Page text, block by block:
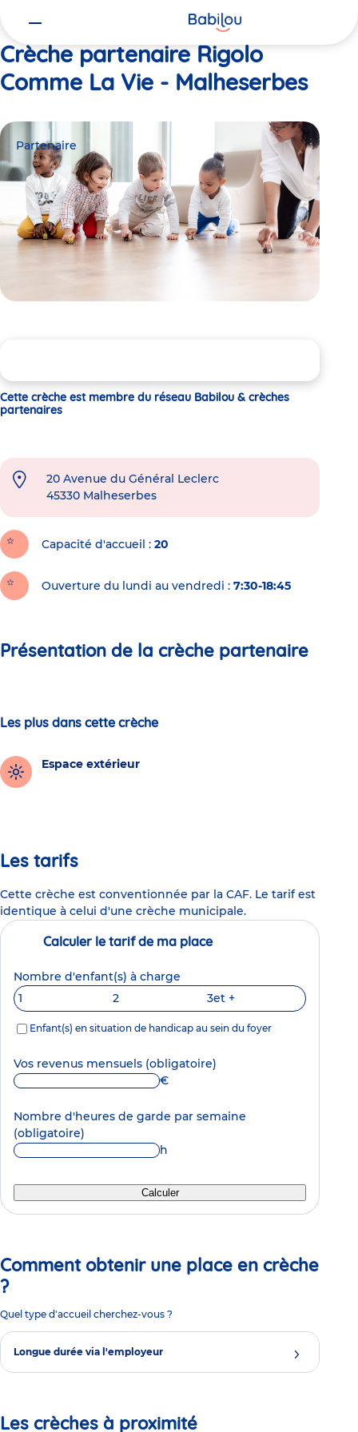
Crèche partenaire Rigolo
Comme La Vie - Malheserbes
Partenaire
Cette crèche est membre du réseau Babilou & crèches
partenaires
20 Avenue du Général Leclerc
45330 Malheserbes
Capacité d'accueil 20
Ouverture du lundi au vendredi : 7:30-18:45
Présentation de la crèche partenaire
Les plus dans cette crèche
Espace extérieur
Les tarifs
Cette crèche est conventionnée par la CAF. Le tarif est
identique à celui d'une crèche municipale.
Calculer le tarif de ma place
Nombre d'enfant(s) à charge
1
2 3et +
Enfant(s) en situation de handicap au sein du foyer
Vos revenus mensuels (obligatoire)
€
Nombre d'heures de garde par semaine
(obligatoire)
h
Calculer
Comment obtenir une place en crèche
?
Quel type d'accueil cherchez-vous ?
Longue durée via l'employeur
Les crèches à proximité